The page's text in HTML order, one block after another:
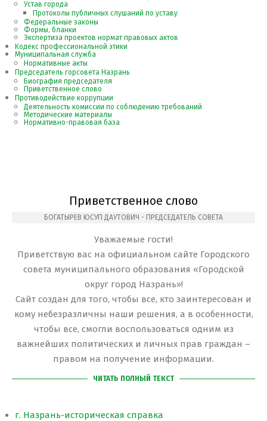
Устав города
Протоколы публичных слушаний по уставу
Федеральные законы
Формы, бланки
Экспертиза проектов нормат правовых актов
Кодекс профессиональной этики
Муниципальная служба
Нормативные акты
Председатель горсовета Назрань
Биография председателя
Приветственное слово
Противодействие коррупции
Деятельность комиссии по соблюдению требований
Методические материалы
Нормативно-правовая база
Приветственное слово
БОГАТЫРЕВ ЮСУП ДАУТОВИЧ - ПРЕДСЕДАТЕЛЬ СОВЕТА
Уважаемые гости!
Приветствую вас на официальном сайте Городского
совета муниципального образования «Городской
округ город Назрань»!
Сайт создан для того, чтобы все, кто заинтересован и
кому небезразличны наши решения, а в особенности,
чтобы все, смогли воспользоваться одним из
важнейших политических и личных прав граждан –
правом на получение информации.
ЧИТАТЬ ПОЛНЫЙ ТЕКСТ
г. Назрань-историческая справка